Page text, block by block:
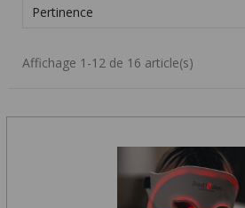
Pertinence
Affichage 1-12 de 16 article(s)